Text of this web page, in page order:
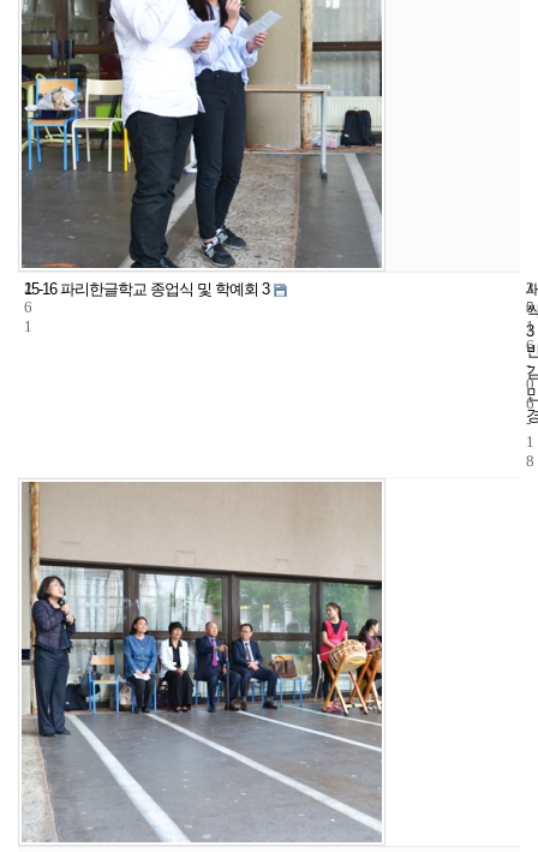
2
6
1
15-16 파리한글학교 종업식 및 학예회 3
3
3
5
2
0
1
6
-
0
6
-
1
8